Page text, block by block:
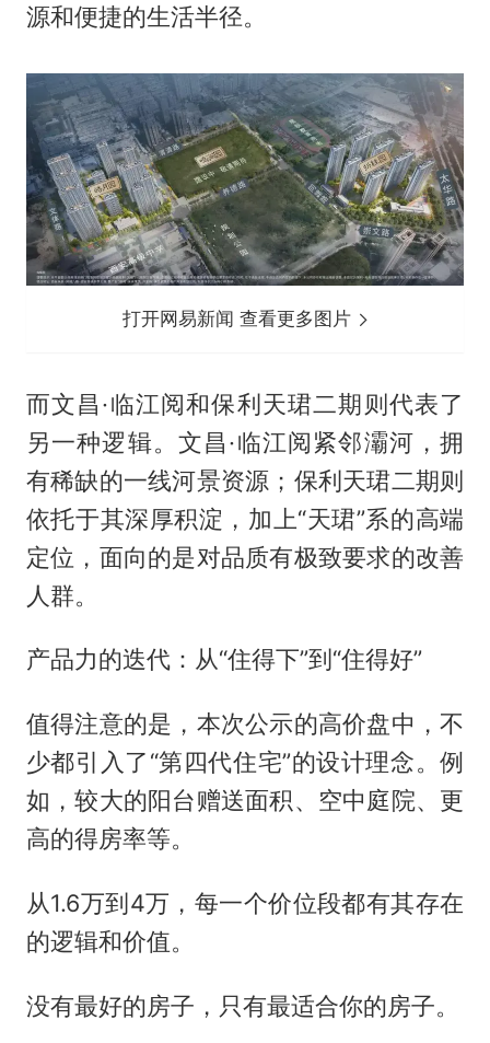
源和便捷的生活半径。
打开网易新闻 查看更多图片
而文昌·临江阅和保利天珺二期则代表了
另一种逻辑。文昌·临江阅紧邻灞河，拥
有稀缺的一线河景资源；保利天珺二期则
依托于其深厚积淀，加上“天珺”系的高端
定位，面向的是对品质有极致要求的改善
人群。
产品力的迭代：从“住得下”到“住得好”
值得注意的是，本次公示的高价盘中，不
少都引入了“第四代住宅”的设计理念。例
如，较大的阳台赠送面积、空中庭院、更
高的得房率等。
从1.6万到4万，每一个价位段都有其存在
的逻辑和价值。
没有最好的房子，只有最适合你的房子。